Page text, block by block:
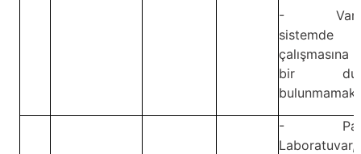
-
sistemde
çalışmasına
bir
bulunmamak.
-
Laboratuvar,